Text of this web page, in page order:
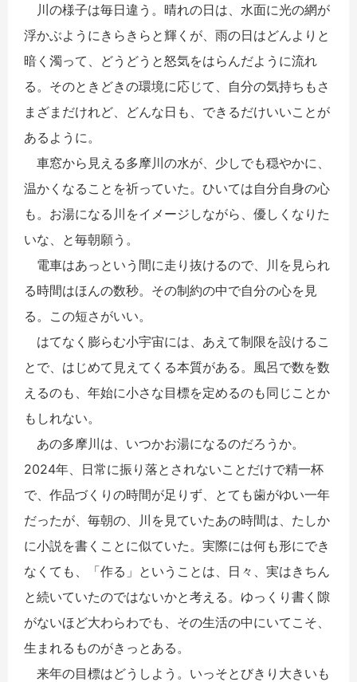
川の様子は毎日違う。晴れの日は、水面に光の網が
浮かぶようにきらきらと輝くが、雨の日はどんよりと
暗く濁って、どうどうと怒気をはらんだように流れ
る。そのときどきの環境に応じて、自分の気持ちもさ
まざまだけれど、どんな日も、できるだけいいことが
あるように。
車窓から見える多摩川の水が、少しでも穏やかに、
温かくなることを祈っていた。ひいては自分自身の心
も。お湯になる川をイメージしながら、優しくなりた
いな、と毎朝願う。
電車はあっという間に走り抜けるので、川を見られ
る時間はほんの数秒。その制約の中で自分の心を見
る。この短さがいい。
はてなく膨らむ小宇宙には、あえて制限を設けるこ
とで、はじめて見えてくる本質がある。風呂で数を数
えるのも、年始に小さな目標を定めるのも同じことか
もしれない。
あの多摩川は、いつかお湯になるのだろうか。
2024年、日常に振り落とされないことだけで精一杯
で、作品づくりの時間が足りず、とても歯がゆい一年
だったが、毎朝の、川を見ていたあの時間は、たしか
に小説を書くことに似ていた。実際には何も形にでき
なくても、「作る」ということは、日々、実はきちん
と続いていたのではないかと考える。ゆっくり書く隙
がないほど大わらわでも、その生活の中にいてこそ、
生まれるものがきっとある。
来年の目標はどうしよう。いっそとびきり大きいも